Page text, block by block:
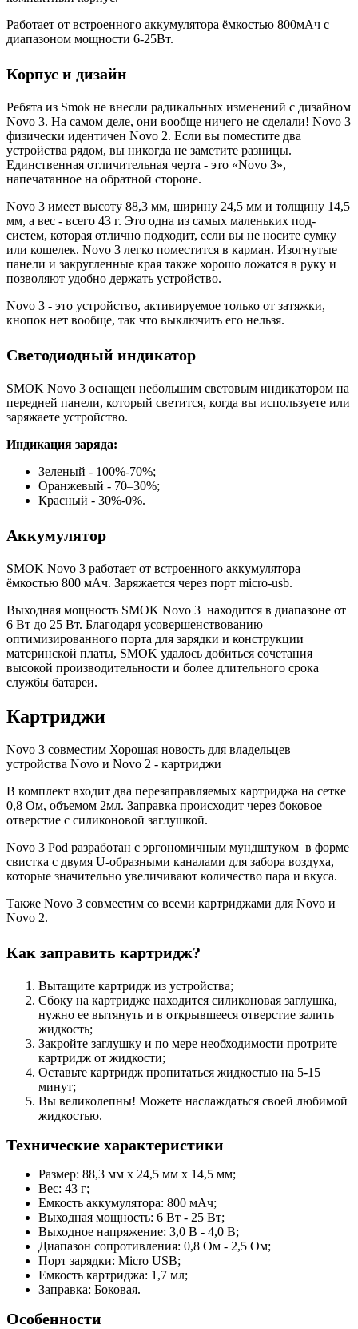
Работает от встроенного аккумулятора ёмкостью 800мАч с
диапазоном мощности 6-25Вт.
Корпус и дизайн
Ребята из Smok не внесли радикальных изменений с дизайном
Novo 3. На самом деле, они вообще ничего не сделали! Novo 3
физически идентичен Novo 2. Если вы поместите два
устройства рядом, вы никогда не заметите разницы.
Единственная отличительная черта - это «Novo 3»,
напечатанное на обратной стороне.
Novo 3 имеет высоту 88,3 мм, ширину 24,5 мм и толщину 14,5
мм, а вес - всего 43 г. Это одна из самых маленьких под-
систем, которая отлично подходит, если вы не носите сумку
или кошелек. Novo 3 легко поместится в карман. Изогнутые
панели и закругленные края также хорошо ложатся в руку и
позволяют удобно держать устройство.
Novo 3 - это устройство, активируемое только от затяжки,
кнопок нет вообще, так что выключить его нельзя.
Светодиодный индикатор
SMOK Novo 3 оснащен небольшим световым индикатором на
передней панели, который светится, когда вы используете или
заряжаете устройство.
Индикация заряда:
Зеленый - 100%-70%;
Оранжевый - 70–30%;
Красный - 30%-0%.
Аккумулятор
SMOK Novo 3 работает от встроенного аккумулятора
ёмкостью 800 мАч. Заряжается через порт micro-usb.
Выходная мощность SMOK Novo 3 находится в диапазоне от
6 Вт до 25 Вт. Благодаря усовершенствованию
оптимизированного порта для зарядки и конструкции
материнской платы, SMOK удалось добиться сочетания
высокой производительности и более длительного срока
службы батареи.
Картриджи
Novo 3 совместим Хорошая новость для владельцев
устройства Novo и Novo 2 - картриджи
В комплект входит два перезаправляемых картриджа на сетке
0,8 Ом, объемом 2мл. Заправка происходит через боковое
отверстие с силиконовой заглушкой.
Novo 3 Pod разработан с эргономичным мундштуком в форме
свистка с двумя U-образными каналами для забора воздуха,
которые значительно увеличивают количество пара и вкуса.
Также Novo 3 совместим со всеми картриджами для Novo и
Novo 2.
Как заправить картридж?
Вытащите картридж из устройства;
Сбоку на картридже находится cиликоновая заглушка,
нужно ее вытянуть и в открывшееся отверстие залить
жидкость;
Закройте заглушку и по мере необходимости протрите
картридж от жидкости;
Оставьте картридж пропитаться жидкостью на 5-15
минут;
Вы великолепны! Можете наслаждаться своей любимой
жидкостью.
Технические характеристики
Размер: 88,3 мм x 24,5 мм x 14,5 мм;
Вес: 43 г;
Емкость аккумулятора: 800 мАч;
Выходная мощность: 6 Вт - 25 Вт;
Выходное напряжение: 3,0 В - 4,0 В;
Диапазон сопротивления: 0,8 Ом - 2,5 Ом;
Порт зарядки: Micro USB;
Емкость картриджа: 1,7 мл;
Заправка: Боковая.
Особенности